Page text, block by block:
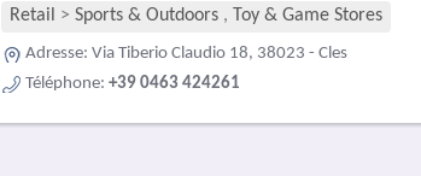
Retail > Sports & Outdoors , Toy & Game Stores
Adresse: Via Tiberio Claudio 18, 38023 - Cles
Téléphone: +39 0463 424261